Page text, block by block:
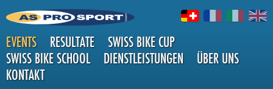
EVENTS RESULTATE
SWISS BIKE CUP
SWISS BIKE SCHOOL
DIENSTLEISTUNGEN
ÜBER UNS
KONTAKT